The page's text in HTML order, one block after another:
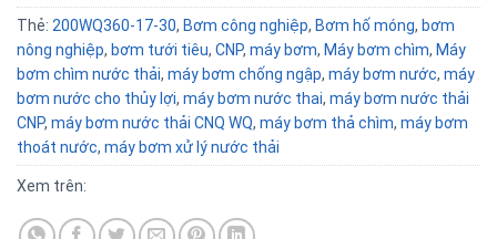
Thẻ: 200WQ360-17-30, Bơm công nghiệp, Bơm hố móng, bơm
nông nghiệp, bơm tưới tiêu, CNP, máy bơm, Máy bơm chìm, Máy
bơm chìm nước thải, máy bơm chống ngập, máy bơm nước, máy
bơm nước cho thủy lợi, máy bơm nước thai, máy bơm nước thải
CNP, máy bơm nước thải CNQ WQ, máy bơm thả chìm, máy bơm
thoát nước, máy bơm xử lý nước thải
Xem trên: